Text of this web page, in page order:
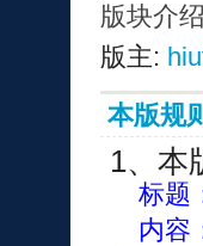
版块介
版主:
本版规
1、本
标题
内容